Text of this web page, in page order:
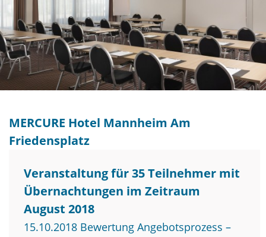
MERCURE Hotel Mannheim Am
Friedensplatz
Veranstaltung für 35 Teilnehmer mit
Übernachtungen im Zeitraum
August 2018
15.10.2018 Bewertung Angebotsprozess –